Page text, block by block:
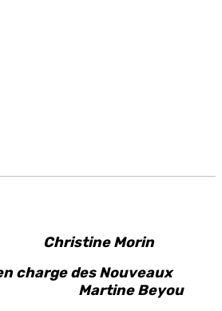
:
Morin
charge des Nouveaux
Martine Beyou